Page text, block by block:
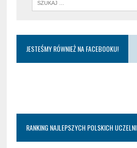
JESTEŚMY RÓWNIEŻ NA FACEBOOKU!
RANKING NAJLEPSZYCH POLSKICH UCZELNI